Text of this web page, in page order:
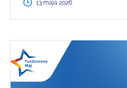
13 maja 2026